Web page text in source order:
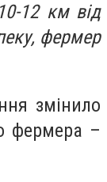
12 км від
фермер
змінило
фермера –